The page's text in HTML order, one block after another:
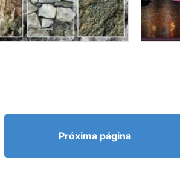
Próxima página